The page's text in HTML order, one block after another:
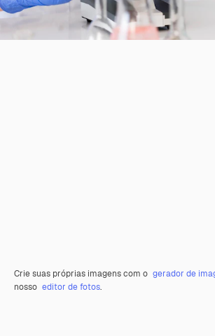
Crie suas próprias imagens com o gerador de
nosso editor de fotos.